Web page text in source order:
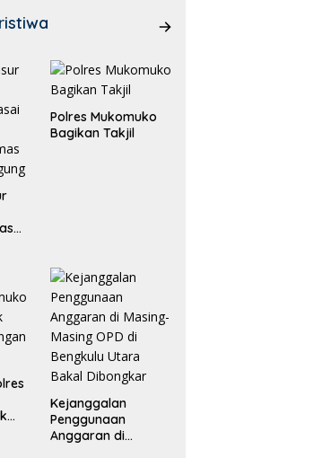
Polres Mukomuko
Bagikan Takjil
Kejanggalan
Penggunaan
Anggaran di